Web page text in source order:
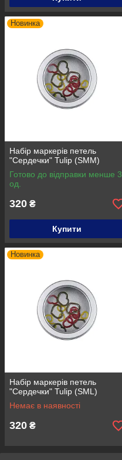
Новинка
Набір маркерів петель
"Сердечки" Tulip (SMM)
Готово до відправки менше 3
од.
320 ₴
Купити
Новинка
Набір маркерів петель
"Сердечки" Tulip (SML)
Немає в наявності
320 ₴